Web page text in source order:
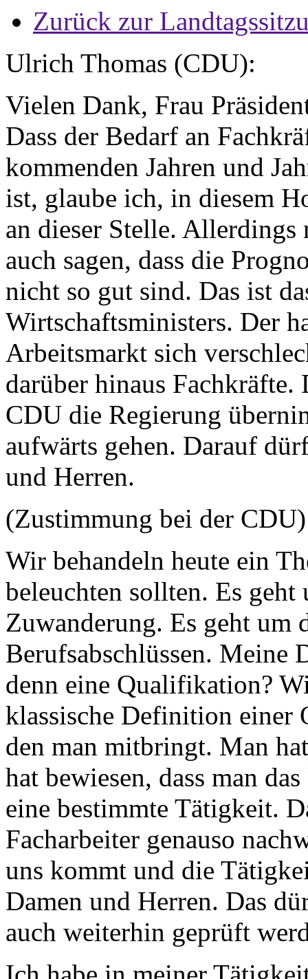
Zurück zur
Ulrich Thomas (CDU):
Vielen Dank, Frau
Dass der Bedarf an
kommenden Jahren und
ist, glaube ich, in diesem
an dieser Stelle.
auch sagen, dass die
nicht so gut sind. Das ist
Wirtschaftsministers. Der
Arbeitsmarkt sich
darüber hinaus Fachkräfte.
CDU die Regierung
aufwärts gehen. Darauf
und Herren.
(Zustimmung bei der CDU)
Wir behandeln heute ein
beleuchten sollten. Es
Zuwanderung. Es geht um
Berufsabschlüssen. Meine
denn eine Qualifikation?
klassische Definition einer
den man mitbringt. Man
hat bewiesen, dass man
eine bestimmte Tätigkeit.
Facharbeiter genauso
uns kommt und die
Damen und Herren. Das
auch weiterhin geprüft